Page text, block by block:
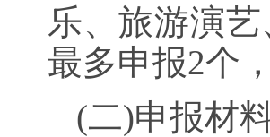
乐、旅游演
最多申报2个
(二)申报材